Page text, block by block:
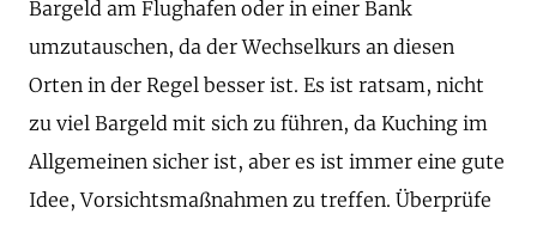
Bargeld am Flughafen oder in einer Bank
umzutauschen, da der Wechselkurs an diesen
Orten in der Regel besser ist. Es ist ratsam, nicht
zu viel Bargeld mit sich zu führen, da Kuching im
Allgemeinen sicher ist, aber es ist immer eine gute
Idee, Vorsichtsmaßnahmen zu treffen. Überprüfe